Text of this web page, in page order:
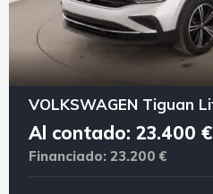
Al contado: 23.400 €
Financiado: 23.200 €